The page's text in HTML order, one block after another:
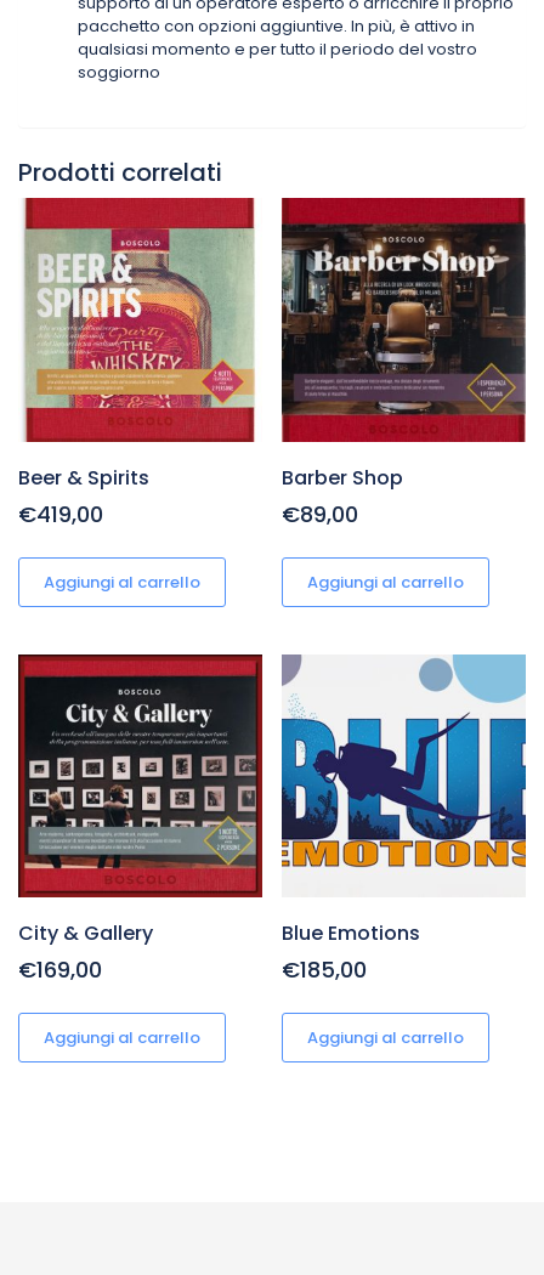
pacchetto con opzioni aggiuntive. In più, è attivo in
qualsiasi momento e per tutto il periodo del vostro
soggiorno
Prodotti correlati
Beer & Spirits
€419,00
Aggiungi al carrello
Barber Shop
€89,00
Aggiungi al carrello
City & Gallery
€169,00
Aggiungi al carrello
Blue Emotions
€185,00
Aggiungi al carrello